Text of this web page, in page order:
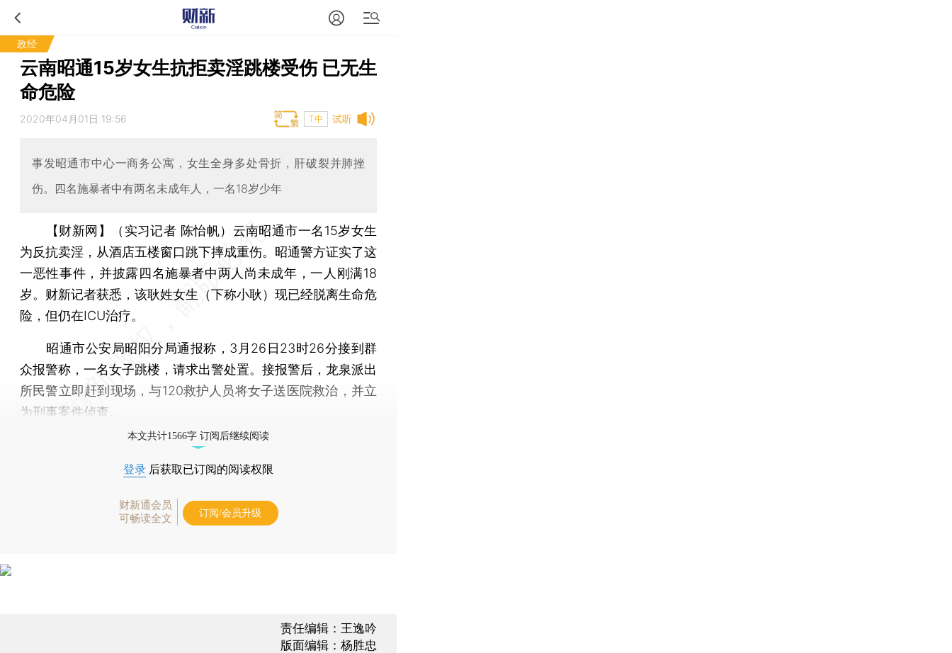
政经
云南昭通15岁女生抗拒卖淫跳楼受伤 已无生
命危险
试听
2020年04月01日 19:56 T中
事发昭通市中心一商务公寓，女生全身多处骨折，肝破裂并肺挫
伤。四名施暴者中有两名未成年人，一名18岁少年
【财新网】（实习记者 陈怡帆） 云南昭通市一名15岁女生
为反抗卖淫，从酒店五楼窗口跳下摔成重伤。昭通警方证实了这
一恶性事件，并披露四名施暴者中两人尚未成年，一人刚满18
岁。财新记者获悉，该耿姓女生（下称小耿）现已经脱离生命危
险，但仍在ICU治疗。
昭通市公安局昭阳分局通报称，3月26日23时26分接到群
众报警称，一名女子跳楼，请求出警处置。接报警后，龙泉派出
所民警立即赶到现场，与120救护人员将女子送医院救治，并立
为刑事案件侦查。
本文共计1566字 订阅后继续阅读
登录 后获取已订阅的阅读权限
财新通会员
可畅读全文
订阅/会员升级
责任编辑：王逸吟
版面编辑：杨胜忠